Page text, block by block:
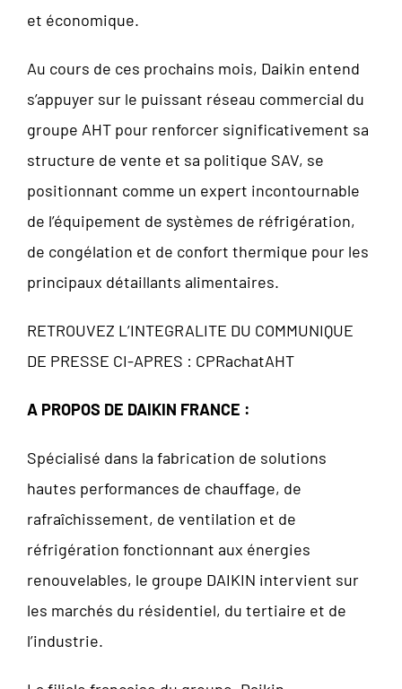
et économique.
Au cours de ces prochains mois, Daikin entend
s’appuyer sur le puissant réseau commercial du
groupe AHT pour renforcer significativement sa
structure de vente et sa politique SAV, se
positionnant comme un expert incontournable
de l’équipement de systèmes de réfrigération,
de congélation et de confort thermique pour les
principaux détaillants alimentaires.
RETROUVEZ L’INTEGRALITE DU COMMUNIQUE
DE PRESSE CI-APRES : CPRachatAHT
A PROPOS DE DAIKIN FRANCE :
Spécialisé dans la fabrication de solutions
hautes performances de chauffage, de
rafraîchissement, de ventilation et de
réfrigération fonctionnant aux énergies
renouvelables, le groupe DAIKIN intervient sur
les marchés du résidentiel, du tertiaire et de
l’industrie.